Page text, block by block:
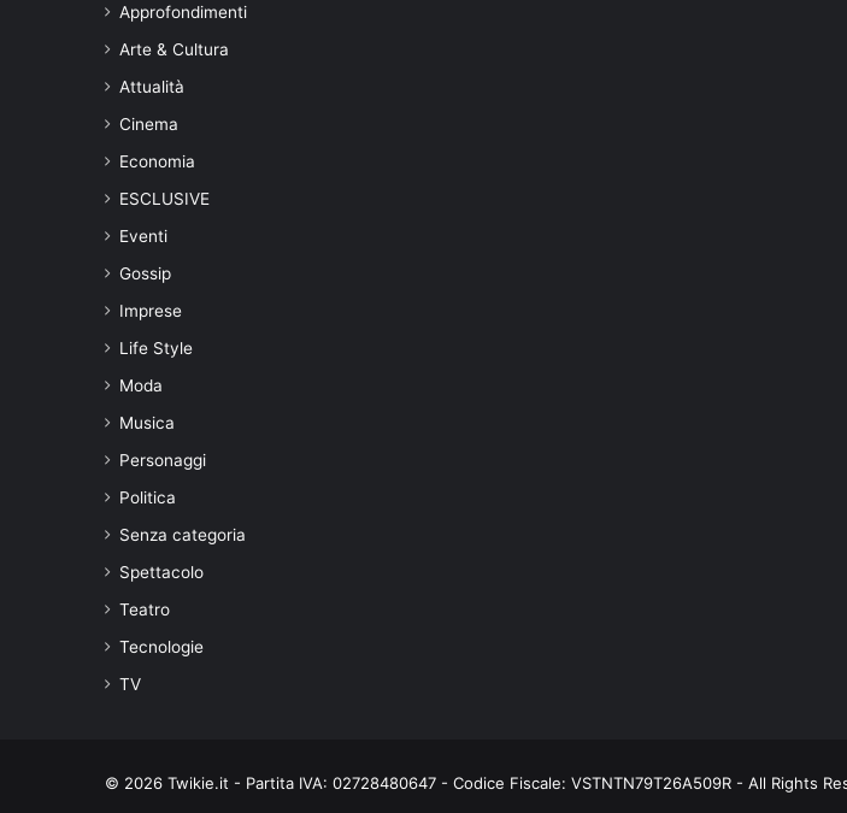
Approfondimenti
Arte & Cultura
Attualità
Cinema
Economia
ESCLUSIVE
Eventi
Gossip
Imprese
Life Style
Moda
Musica
Personaggi
Politica
Senza categoria
Spettacolo
Teatro
Tecnologie
TV
© 2026 Twikie.it - Partita IVA: 02728480647 - Codice Fiscale: VSTNTN79T26A509R - All Rights